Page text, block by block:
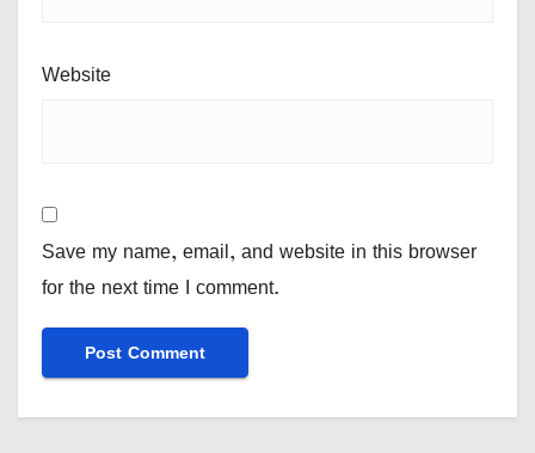
Website
Save my name, email, and website in this browser
for the next time I comment.